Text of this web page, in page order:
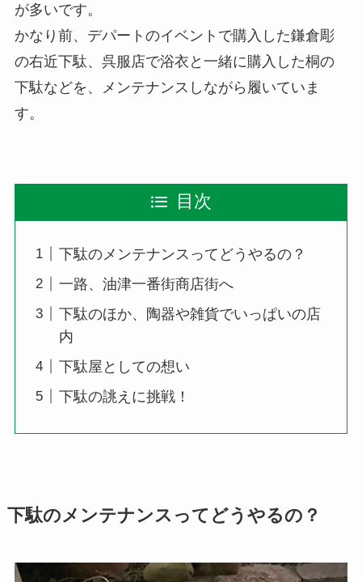
が多いです。
かなり前、デパートのイベントで購入した鎌倉彫
の右近下駄、呉服店で浴衣と一緒に購入した桐の
下駄などを、メンテナンスしながら履いていま
す。
目次
下駄のメンテナンスってどうやるの？
一路、油津一番街商店街へ
下駄のほか、陶器や雑貨でいっぱいの店
内
下駄屋としての想い
下駄の誂えに挑戦！
下駄のメンテナンスってどうやるの？